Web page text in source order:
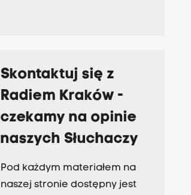
Skontaktuj się z
Radiem Kraków -
czekamy na opinie
naszych Słuchaczy
Pod każdym materiałem na
naszej stronie dostępny jest